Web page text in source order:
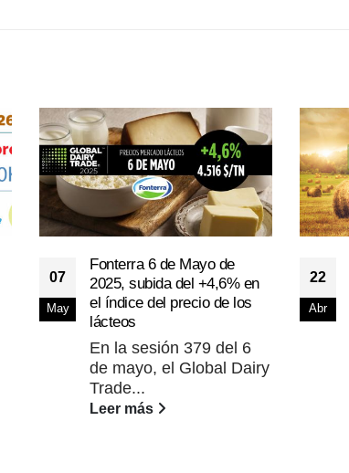
07
May
Fonterra 6 de Mayo de
2025, subida del +4,6% en
el índice del precio de los
lácteos
En la sesión 379 del 6
de mayo, el Global Dairy
Trade...
Leer más
22
Abr